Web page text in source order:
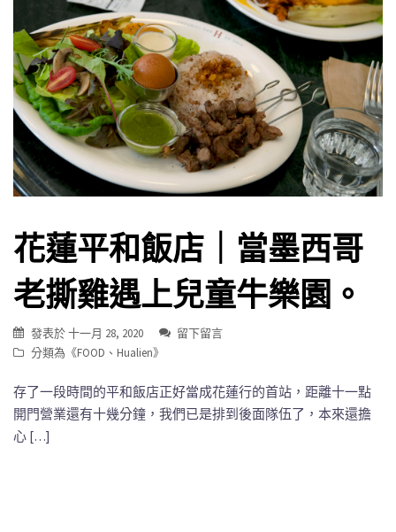
花蓮平和飯店｜當墨西哥
老撕雞遇上兒童牛樂園。
發表於十一月 28, 2020
留下留言
分類為《FOOD 、 Hualien》
存了一段時間的平和飯店正好當成花蓮行的首站，距離十一點
開門營業還有十幾分鐘，我們已是排到後面隊伍了，本來還擔
心 […]